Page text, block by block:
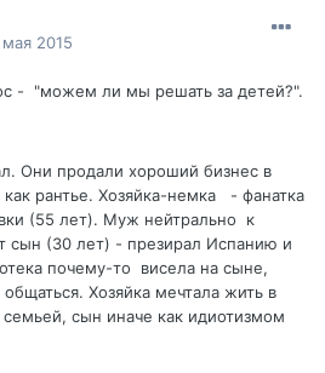
2015
- "можем ли мы решать за детей?".
Они продали хороший бизнес в
рантье. Хозяйка-немка - фанатка
(55 лет). Муж нейтрально к
сын (30 лет) - презирал Испанию и
почему-то висела на сыне,
Хозяйка мечтала жить в
сын иначе как идиотизмом